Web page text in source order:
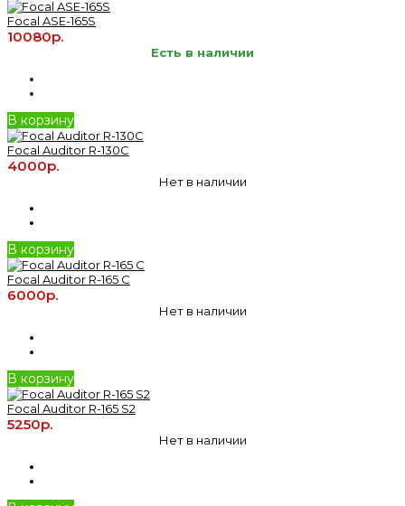
Focal ASE-165S
10080р.
Есть в наличии
В корзину
Focal Auditor R-130C
4000р.
Нет в наличии
В корзину
Focal Auditor R-165 C
6000р.
Нет в наличии
В корзину
Focal Auditor R-165 S2
5250р.
Нет в наличии